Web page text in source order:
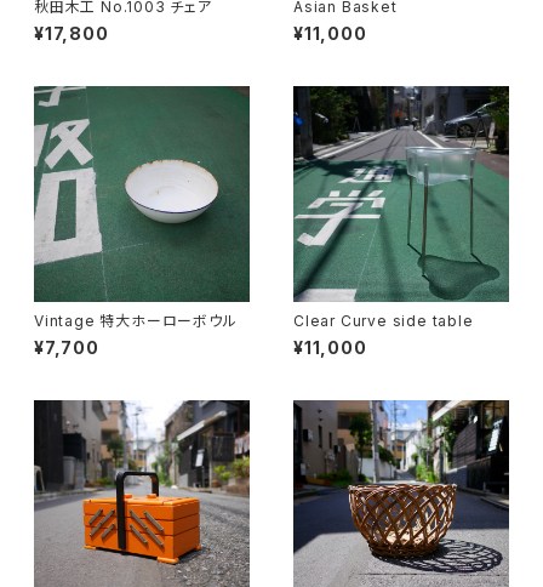
秋田木工 No.1003 チェア
¥17,800
Asian Basket
¥11,000
Vintage 特大ホーローボウル
¥7,700
Clear Curve side table
¥11,000